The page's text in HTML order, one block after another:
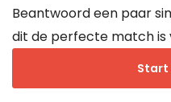
Beantwoord een paar
dit de perfecte match is
Start